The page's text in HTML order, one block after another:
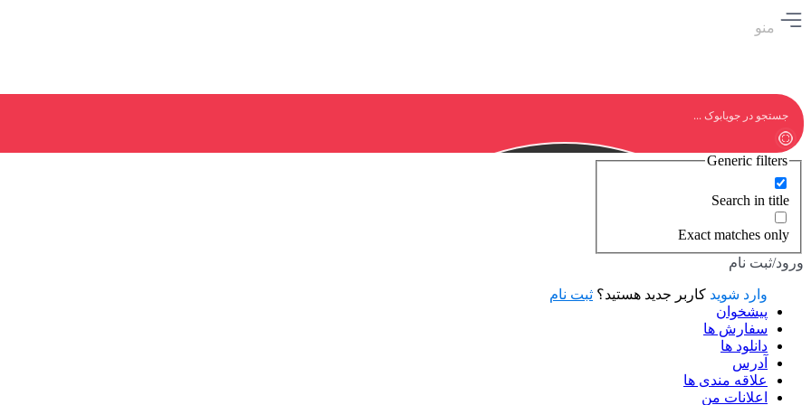
منو
Generic filters
Search in title
Exact matches only
ورود/ثبت نام
وارد شوید کاربر جدید هستید؟ ثبت نام
پیشخوان
سفارش ها
دانلود ها
آدرس
علاقه مندی ها
اعلانات من